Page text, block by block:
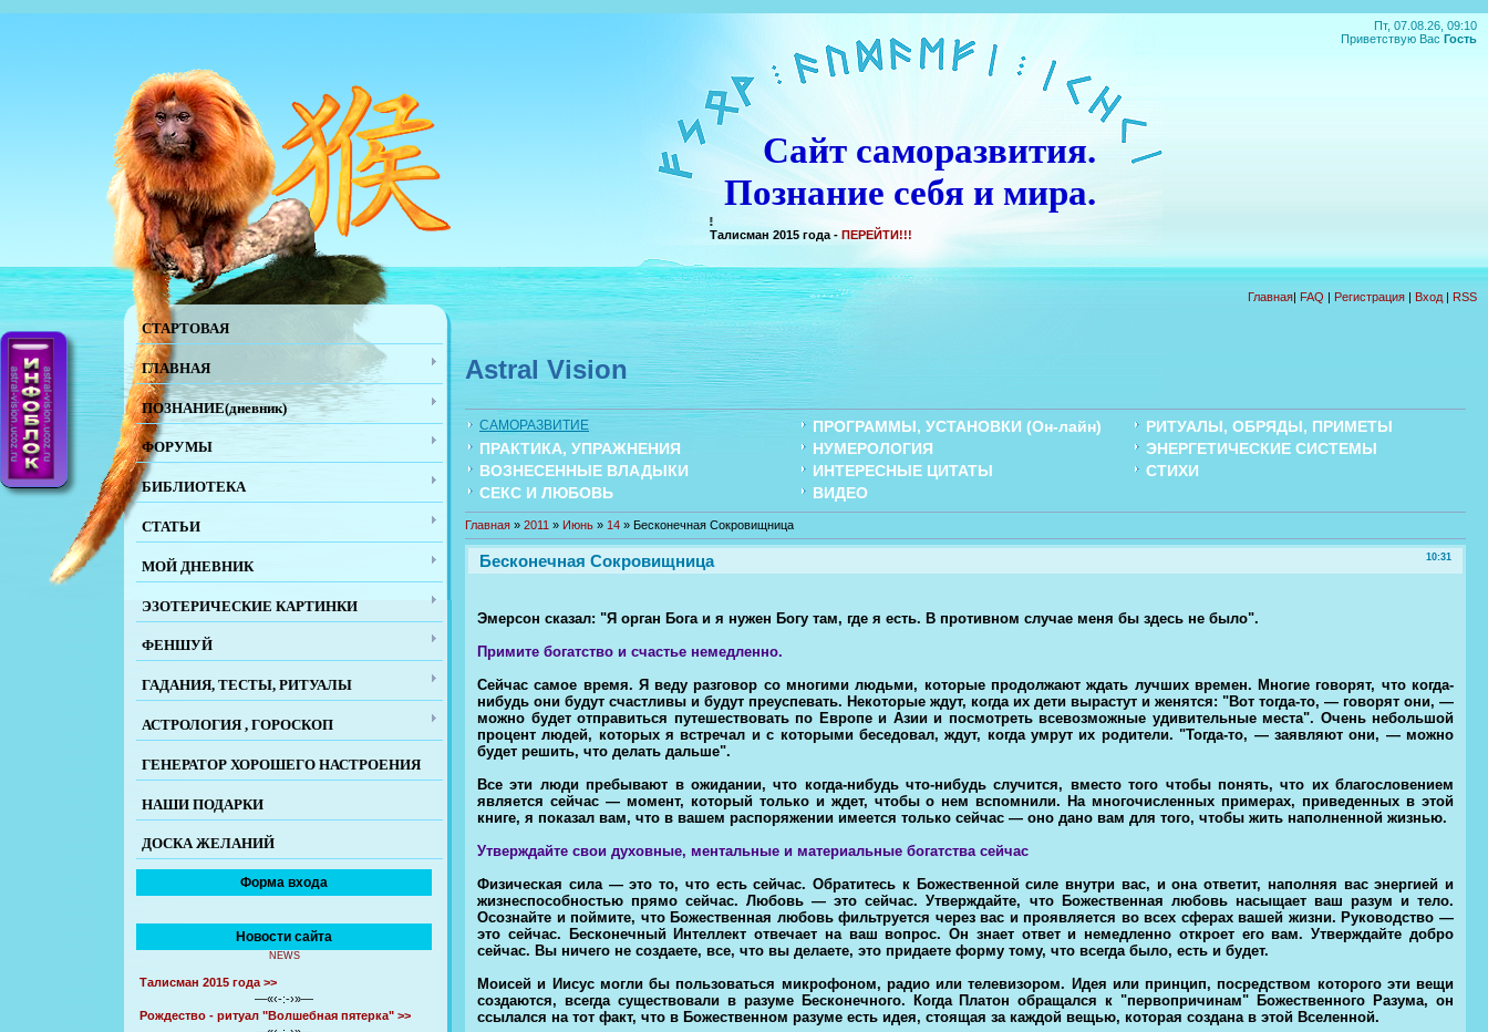
Пт, 07.08.26, 09:10
Приветствую Вас Гость
Сайт саморазвития.
Познание себя и мира.
Талисман 2015 года - ПЕРЕЙТИ!!!
Главная| FAQ | Регистрация | Вход | RSS
СТАРТОВАЯ
ГЛАВНАЯ
ПОЗНАНИЕ(дневник)
ФОРУМЫ
БИБЛИОТЕКА
СТАТЬИ
МОЙ ДНЕВНИК
ЭЗОТЕРИЧЕСКИЕ КАРТИНКИ
ФЕНШУЙ
ГАДАНИЯ, ТЕСТЫ, РИТУАЛЫ
АСТРОЛОГИЯ , ГОРОСКОП
ГЕНЕРАТОР ХОРОШЕГО НАСТРОЕНИЯ
НАШИ ПОДАРКИ
ДОСКА ЖЕЛАНИЙ
Форма входа
Новости сайта
NEWS
Талисман 2015 года >>
—«‹-:-›»—
Рождество - ритуал "Волшебная пятерка" >>
Astral Vision
САМОРАЗВИТИЕ ПРОГРАММЫ, УСТАНОВКИ (Он-лайн)
РИТУАЛЫ, ОБРЯДЫ, ПРИМЕТЫ
ПРАКТИКА, УПРАЖНЕНИЯ
НУМЕРОЛОГИЯ
ЭНЕРГЕТИЧЕСКИЕ СИСТЕМЫ
ВОЗНЕСЕННЫЕ ВЛАДЫКИ
ИНТЕРЕСНЫЕ ЦИТАТЫ
СТИХИ
СЕКС И ЛЮБОВЬ
ВИДЕО
Главная » 2011 » Июнь » 14 » Бесконечная Сокровищница
10:31
Бесконечная Сокровищница
Эмерсон сказал: "Я орган Бога и я нужен Богу там, где я есть. В противном случае меня бы здесь не было".
Примите богатство и счастье немедленно.
Сейчас самое время. Я веду разговор со многими людьми, которые продолжают ждать лучших времен. Многие говорят, что когда-
нибудь они будут счастливы и будут преуспевать. Некоторые ждут, когда их дети вырастут и женятся: "Вот тогда-то, — говорят они, —
можно будет отправиться путешествовать по Европе и Азии и посмотреть всевозможные удивительные места". Очень небольшой
процент людей, которых я встречал и с которыми беседовал, ждут, когда умрут их родители. "Тогда-то, — заявляют они, — можно
будет решить, что делать дальше".
Все эти люди пребывают в ожидании, что когда-нибудь что-нибудь случится, вместо того чтобы понять, что их благословением
является сейчас — момент, который только и ждет, чтобы о нем вспомнили. На многочисленных примерах, приведенных в этой
книге, я показал вам, что в вашем распоряжении имеется только сейчас — оно дано вам для того, чтобы жить наполненной жизнью.
Утверждайте свои духовные, ментальные и материальные богатства сейчас
Физическая сила — это то, что есть сейчас. Обратитесь к Божественной силе внутри вас, и она ответит, наполняя вас энергией и
жизнеспособностью прямо сейчас. Любовь — это сейчас. Утверждайте, что Божественная любовь насыщает ваш разум и тело.
Осознайте и поймите, что Божественная любовь фильтруется через вас и проявляется во всех сферах вашей жизни. Руководство —
это сейчас. Бесконечный Интеллект отвечает на ваш вопрос. Он знает ответ и немедленно откроет его вам. Утверждайте добро
сейчас. Вы ничего не создаете, все, что вы делаете, это придаете форму тому, что всегда было, есть и будет.
Моисей и Иисус могли бы пользоваться микрофоном, радио или телевизором. Идея или принцип, посредством которого эти вещи
создаются, всегда существовали в разуме Бесконечного. Когда Платон обращался к "первопричинам" Божественного Разума, он
ссылался на тот факт, что в Божественном разуме есть идея, стоящая за каждой вещью, которая создана в этой Вселенной.